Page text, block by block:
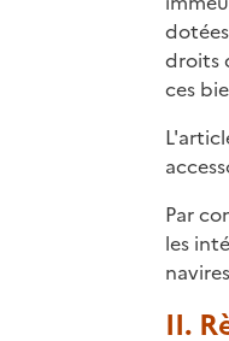
droits
ces
Par
les
II.